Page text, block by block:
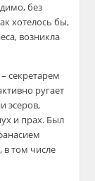
без
хотелось бы,
возникла
секретарем
ругает
эсеров,
и прах. Был
в том числе